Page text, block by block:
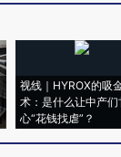
视线｜HYROX的吸
术：是什么让中产们
心“花钱找虐”？